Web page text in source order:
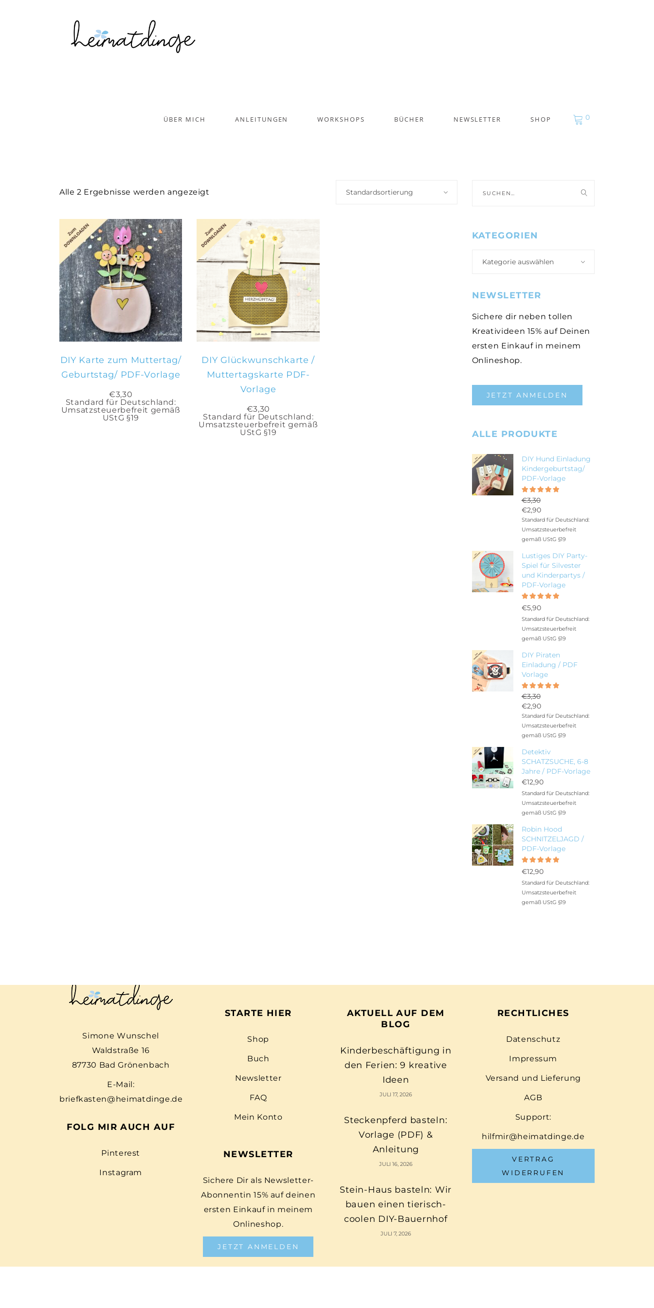
ÜBER MICH ANLEITUNGEN WORKSHOPS BÜCHER NEWSLETTER SHOP 0
Alle 2 Ergebnisse werden angezeigt Standardsortierung
IN DEN
DIY Karte zum Muttertag/
Geburtstag/ PDF-Vorlage
€3,30
Standard für Deutschland:
Umsatzsteuerbefreit gemäß
UStG §19
IN DEN
WARENKORB
DIY Glückwunschkarte /
Muttertagskarte PDF-
Vorlage
€3,30
Standard für Deutschland:
Umsatzsteuerbefreit gemäß
UStG §19
nach:
KATEGORIEN
Kategorie auswählen
NEWSLETTER
Sichere dir neben tollen
Kreativideen 15% auf Deinen
ersten Einkauf in meinem
Onlineshop.
JETZT ANMELDEN
ALLE PRODUKTE
DIY Hund Einladung
Kindergeburtstag/
PDF-Vorlage
mit5.00
von 5
€3,30
Ursprünglicher
Preis
war:
€3,30
€2,90
Aktueller
Preis
ist:
Standard für Deutschland:
Umsatzsteuerbefreit
gemäß UStG §19
Lustiges DIY Party-
Spiel für Silvester
und Kinderpartys /
PDF-Vorlage
mit5.00
€5,90
Standard für Deutschland:
Umsatzsteuerbefreit
gemäß UStG §19
DIY Piraten
Einladung / PDF
Vorlage
mit5.00
von 5
€3,30
Ursprünglicher
Preis
war:
€3,30
€2,90
Aktueller
Preis
ist:
Standard für Deutschland:
Umsatzsteuerbefreit
gemäß UStG §19
Detektiv
SCHATZSUCHE, 6-8
Jahre / PDF-Vorlage
€12,90
Standard für Deutschland:
Umsatzsteuerbefreit
gemäß UStG §19
Robin Hood
SCHNITZELJAGD /
PDF-Vorlage
mit 5.00
€12,90
Standard für Deutschland:
Umsatzsteuerbefreit
gemäß UStG §19
Simone Wunschel
Waldstraße 16
87730 Bad Grönenbach
E-Mail:
briefkasten@heimatdinge.de
FOLG MIR AUCH AUF
Pinterest
Instagram
STARTE HIER
Shop
Buch
Newsletter
FAQ
Mein Konto
NEWSLETTER
Sichere Dir als Newsletter-
Abonnentin 15% auf deinen
ersten Einkauf in meinem
Onlineshop.
JETZT ANMELDEN
AKTUELL AUF DEM
BLOG
Kinderbeschäftigung in
den Ferien: 9 kreative
Ideen
JULI 17, 2026
Steckenpferd basteln:
Vorlage (PDF) &
Anleitung
JULI 16, 2026
Stein-Haus basteln: Wir
bauen einen tierisch-
coolen DIY-Bauernhof
JULI 7, 2026
RECHTLICHES
Datenschutz
Impressum
Versand und Lieferung
AGB
Support:
hilfmir@heimatdinge.de
VERTRAG
WIDERRUFEN